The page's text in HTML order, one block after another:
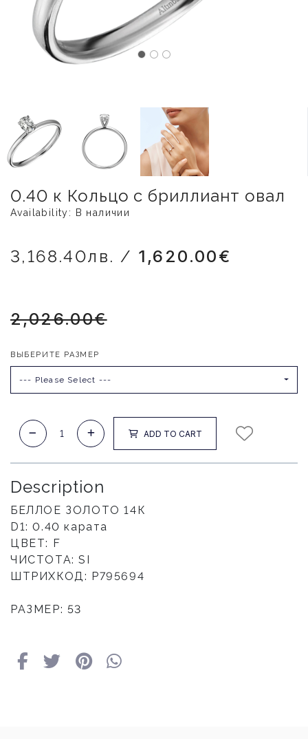
0.40 к Кольцо с бриллиант овал
Availability: В наличии
3,168.40лв. / 1,620.00€
2,026.00€
ВЫБЕРИТЕ РАЗМЕР
--- Please Select ---
ADD TO CART
Description
БЕЛЛОЕ ЗОЛОТО 14К
D1: 0.40 карата
ЦВЕТ: F
ЧИСТОТА: SI
ШТРИХКОД: Р795694
РАЗМЕР: 53